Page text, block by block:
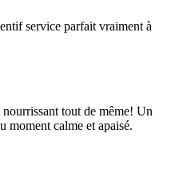
service parfait vraiment à
tout de même! Un
moment calme et apaisé.